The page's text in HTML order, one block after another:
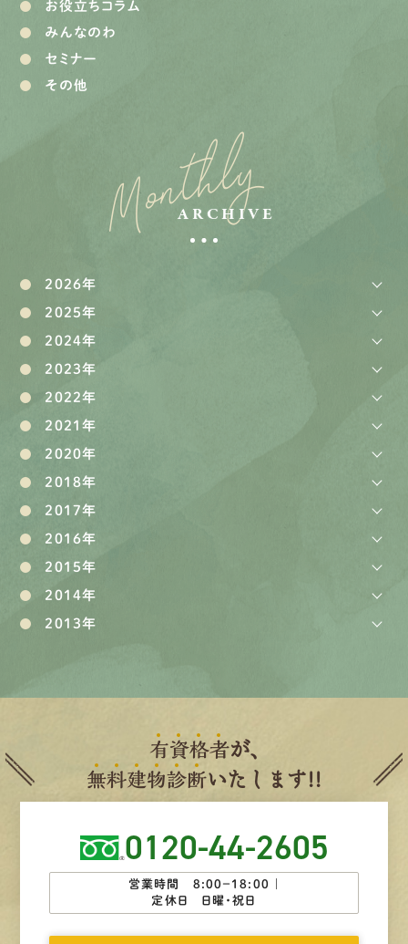
お役立ちコラム
みんなのわ
セミナー
その他
Monthly
ARCHIVE
2026年
2025年
2024年
2023年
2022年
2021年
2020年
2018年
2017年
2016年
2015年
2014年
2013年
有資格者が、
無料建物診断いたします!!
0120-44-2605
営業時間 8:00−18:00 ｜
定休日 日曜・祝日